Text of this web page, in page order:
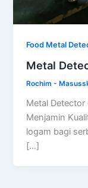
Food Metal
Metal
Rochim -
Metal
Menjamin
logam bagi
[…]